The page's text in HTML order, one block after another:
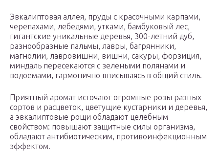
Эвкалиптовая аллея, пруды с красочными карпами,
черепахами, лебедями, утками, бамбуковый лес,
гигантские уникальные деревья, 300-летний дуб,
разнообразные пальмы, лавры, багрянники,
магнолии, лавровишни, вишни, сакуры, форзиция,
миндаль пересекаются с зелеными полянами и
водоемами, гармонично вписываясь в общий стиль.
Приятный аромат источают огромные розы разных
сортов и расцветок, цветущие кустарники и деревья,
а эвкалиптовые рощи обладают целебным
свойством: повышают защитные силы организма,
обладают антибиотическим, противоинфекционным
эффектом.